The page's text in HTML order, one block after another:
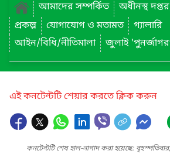
আমাদের সম্পর্কিত
অধীনস্থ
প্রকল্প
যোগাযোগ ও মতামত
গ্যালারি
আইন/বিধি/নীতিমালা
জুলাই
এই কনটেন্টটি শেয়ার করতে ক্লিক করুন
কনটেন্টটি শেষ হাল-নাগাদ করা হয়েছে: